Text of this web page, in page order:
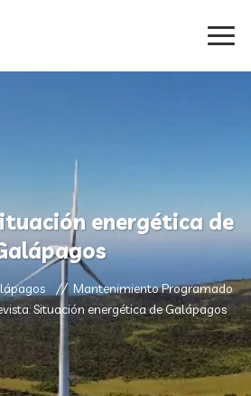
energética de
Mantenimiento Programado
Situación energética de Galápagos